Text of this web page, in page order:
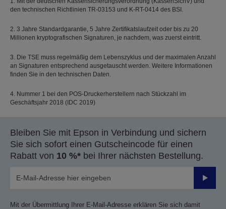
den technischen Richtlinien TR-03153 und K-RT-0414 des BSI.
2. 3 Jahre Standardgarantie, 5 Jahre Zertifikatslaufzeit oder bis zu 20
Millionen kryptografischen Signaturen, je nachdem, was zuerst eintritt.
3. Die TSE muss regelmäßig dem Lebenszyklus und der maximalen Anzahl
an Signaturen entsprechend ausgetauscht werden. Weitere Informationen
finden Sie in den technischen Daten.
4. Nummer 1 bei den POS-Druckerherstellern nach Stückzahl im
Geschäftsjahr 2018 (IDC 2019)
Bleiben Sie mit Epson in Verbindung und sichern
Sie sich sofort einen Gutscheincode für einen
Rabatt von 10 %* bei Ihrer nächsten Bestellung.
Mit der Übermittlung Ihrer E-Mail-Adresse erklären Sie sich damit